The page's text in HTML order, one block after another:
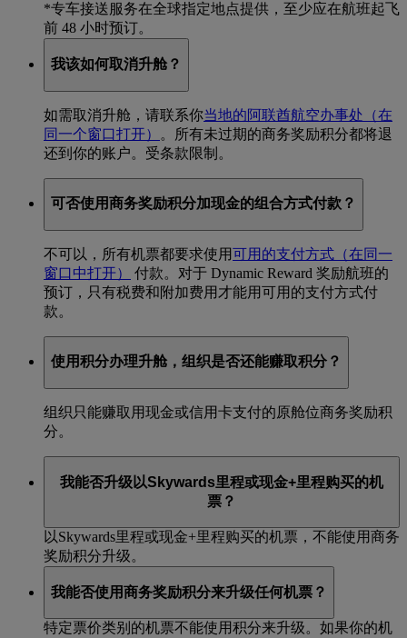
*专车接送服务在全球指定地点提供，至少应在航班起飞
前 48 小时预订。
我该如何取消升舱？
如需取消升舱，请联系你当地的阿联酋航空办事处
（在
同一个窗口打开）
。所有未过期的商务奖励积分都将退
还到你的账户。受条款限制。
可否使用商务奖励积分加现金的组合方式付款？
不可以，所有机票都要求使用可用的支付方式 （在同一
窗口中打开）
付款。对于 Dynamic Reward 奖励航班的
预订，只有税费和附加费用才能用可用的支付方式付
款。
使用积分办理升舱，组织是否还能赚取积分？
组织只能赚取用现金或信用卡支付的原舱位商务奖励积
分。
我能否升级以Skywards里程或现金+里程购买的机
票？
以Skywards里程或现金+里程购买的机票，不能使用商务
奖励积分升级。
我能否使用商务奖励积分来升级任何机票？
特定票价类别的机票不能使用积分来升级。如果你的机